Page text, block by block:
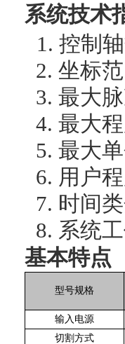
系统技术
1. 控制
2. 坐标
3. 最大
4. 最大
5. 最大
6. 用户
7. 时间
8. 系统
基本特点
型号规格
输入电源
切割方式